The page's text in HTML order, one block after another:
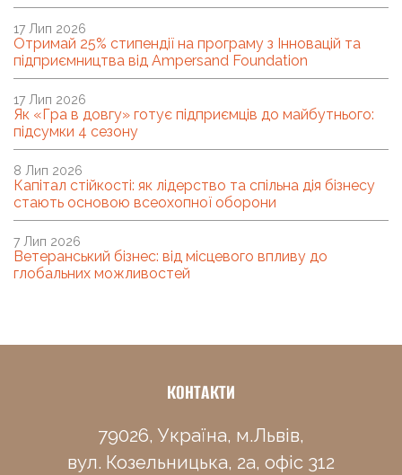
Отримай 25% стипендії на програму з Інновацій та
підприємництва від Ampersand Foundation
17 Лип 2026
Як «Гра в довгу» готує підприємців до майбутнього:
підсумки 4 сезону
17 Лип 2026
Капітал стійкості: як лідерство та спільна дія бізнесу
стають основою всеохопної оборони
8 Лип 2026
Ветеранський бізнес: від місцевого впливу до
глобальних можливостей
7 Лип 2026
КОНТАКТИ
79026, Україна, м.Львів,
вул. Козельницька, 2а, офіс 312